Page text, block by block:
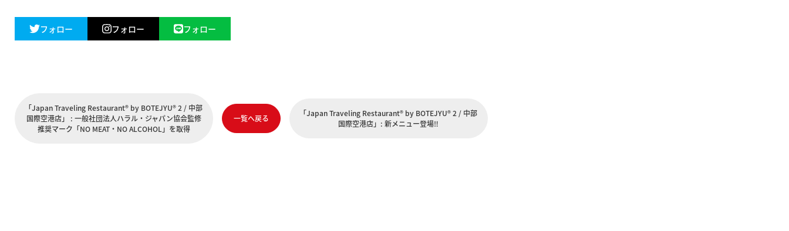
フォロー フォロー フォロー
「Japan Traveling Restaurant® by BOTEJYU® 2 / 中部
国際空港店」 : 一般社団法人ハラル・ジャパン協会監修
推奨マーク「NO MEAT・NO ALCOHOL」を取得
一覧へ戻る
「Japan Traveling Restaurant® by BOTEJYU® 2 / 中部
国際空港店」: 新メニュー登場‼️